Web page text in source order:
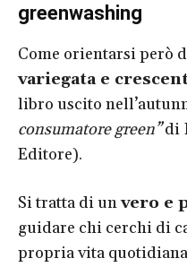
greenwashing
Come orientarsi però
variegata e
libro uscito
consumatore green”di
Editore).
Si tratta di unvero e
guidare chi cerchi di
propria vita